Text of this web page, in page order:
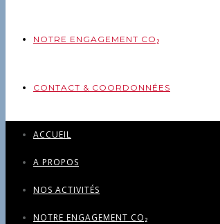
NOTRE ENGAGEMENT CO₂
CONTACT & COORDONNÉES
ACCUEIL
A PROPOS
NOS ACTIVITÉS
NOTRE ENGAGEMENT CO₂